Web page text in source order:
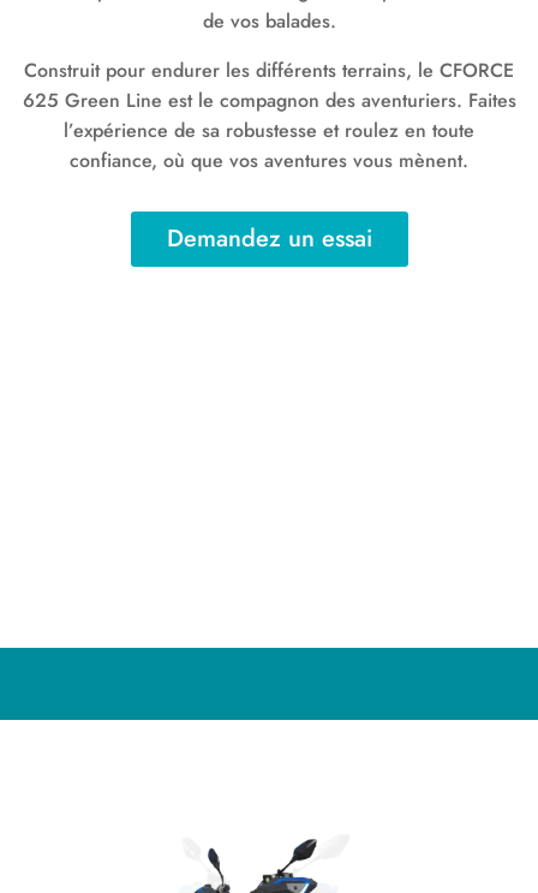
de vos balades.
Construit pour endurer les différents terrains, le CFORCE
625 Green Line est le compagnon des aventuriers. Faites
l’expérience de sa robustesse et roulez en toute
confiance, où que vos aventures vous mènent.
Demandez un essai